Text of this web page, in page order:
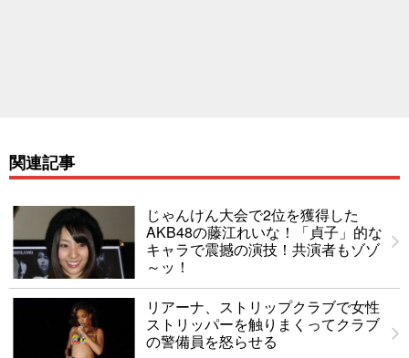
関連記事
じゃんけん大会で2位を獲得した
AKB48の藤江れいな！「貞子」的な
キャラで震撼の演技！共演者もゾゾ
～ッ！
リアーナ、ストリップクラブで女性
ストリッパーを触りまくってクラブ
の警備員を怒らせる